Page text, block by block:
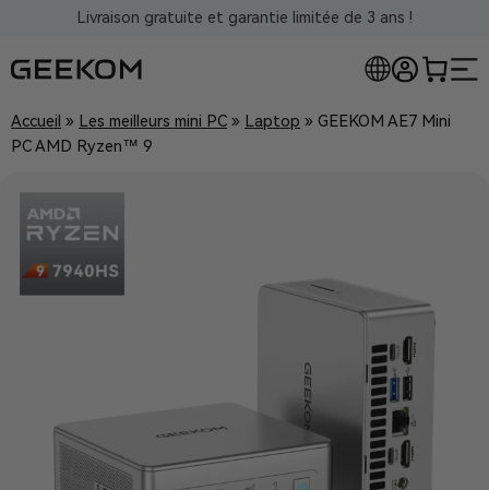
Livraison gratuite et garantie limitée de 3 ans !
Accueil » Les meilleurs mini PC » Laptop » GEEKOM AE7 Mini
PC AMD Ryzen™ 9